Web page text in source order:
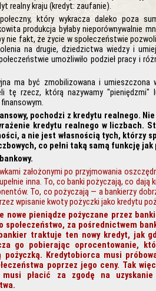
realny kraju (kredyt: zaufanie).
który wykracza daleko poza
produkcja byłaby nieporównywalnie
nie fakt, że życie w społeczeństwie
na drugie, dziedzictwa wiedzy i
umożliwiło podzieł pracy i
ma być zmobilizowana i umieszczona
tę rzecz, którą nazywamy
pochodzi z kredytu realnego.
kredytu realnego w liczbach.
a nie jest własnością tych, którzy
co pełni taką samą funkcję jak
założonymi po przyjmowania
inna. To, co banki pożyczają, co dają
To, co pożyczają — a bankierzy
wpisanie kwoty pożyczki jako kredytu
nowe pieniądze pożyczane przez
społeczeństwo, za pośrednictwem
traktuje ten nowy kredyt, jak
go pobierając oprocentowanie,
pożyczką. Kredytobiorca musi
poprzez jego ceny. Tak
musi płacić za zgodę na